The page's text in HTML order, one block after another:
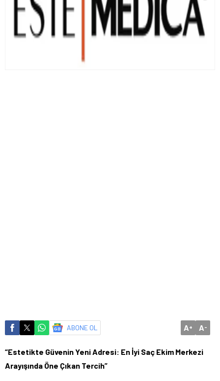
ABONE OL A+ A-
“Estetikte Güvenin Yeni Adresi: En İyi Saç Ekim Merkezi
Arayışında Öne Çıkan Tercih”